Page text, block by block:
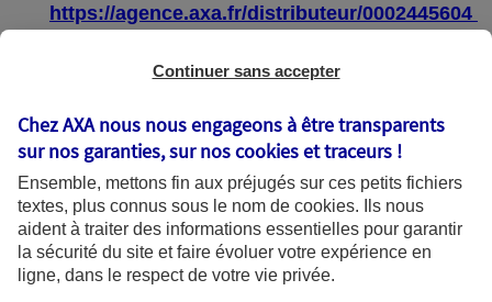
https://agence.axa.fr/distributeur/0002445604
https://agence.axa.fr/distributeur/0004587904
État de conformité
Les pages web :
https://agence.axa.fr/bourgogne-
Continuer sans accepter
Chez AXA nous nous engageons à être transparents
sur nos garanties, sur noscookies et traceurs !
Ensemble, mettons fin aux préjugés sur ces petits fichiers
textes, plus connus sous le nom de cookies. Ils nous
aident à traiter des informations essentielles pour garantir
la sécurité du site et faire évoluer votre expérience en
ligne, dans le respect de votre vie privée.